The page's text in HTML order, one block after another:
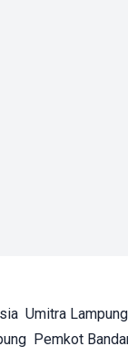
Umitra Lampung
Pemkot